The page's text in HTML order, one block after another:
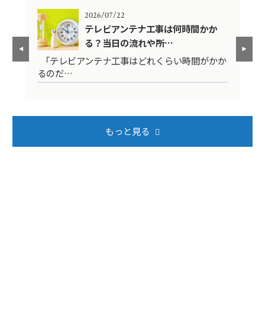
2026/07/22
テレビアンテナ工事は何時間かか
る？当日の流れや所…
「テレビアンテナ工事はどれくらい時間がかか
るのだ…
もっと見る